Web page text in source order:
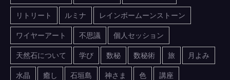
リトリート ルミナ レインボームーンストーン
ワイヤーアート 不思議 個人セッション
天然石について 学び 数秘 数秘術 旅 月よみ
水晶 癒し 石垣島 神さま 色 講座